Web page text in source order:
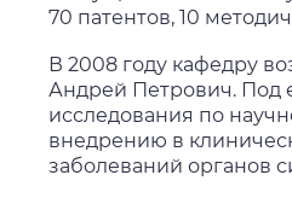
70 патентов, 10
В 2008 году кафедру
Андрей Петрович. Под
исследования по
внедрению в
заболеваний органов